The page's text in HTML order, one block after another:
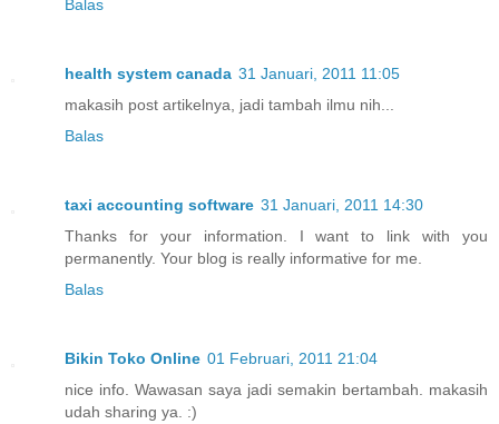
Balas
health system canada 31 Januari, 2011 11:05
makasih post artikelnya, jadi tambah ilmu nih...
Balas
taxi accounting software 31 Januari, 2011 14:30
Thanks for your information. I want to link with you
permanently. Your blog is really informative for me.
Balas
Bikin Toko Online 01 Februari, 2011 21:04
nice info. Wawasan saya jadi semakin bertambah. makasih
udah sharing ya. :)